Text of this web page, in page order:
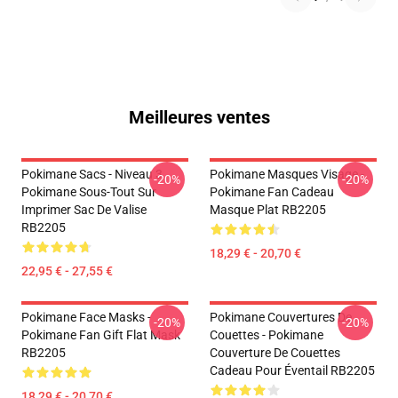
Meilleures ventes
Pokimane Sacs - Niveau 3
Pokimane Sous-Tout Sur
Imprimer Sac De Valise
RB2205
22,95 € - 27,55 €
-20%
Pokimane Masques Visage -
Pokimane Fan Cadeau
Masque Plat RB2205
18,29 € - 20,70 €
-20%
Pokimane Face Masks -
Pokimane Fan Gift Flat Mask
RB2205
-20%
Pokimane Couvertures De
Couettes - Pokimane
Couverture De Couettes
Cadeau Pour Éventail RB2205
-20%